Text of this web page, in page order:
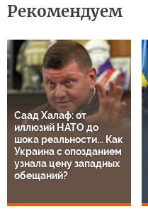
Рекомендуем
Саад Халаф: от
иллюзий НАТО до
шока реальности... Как
Украина с опозданием
узнала цену западных
обещаний?